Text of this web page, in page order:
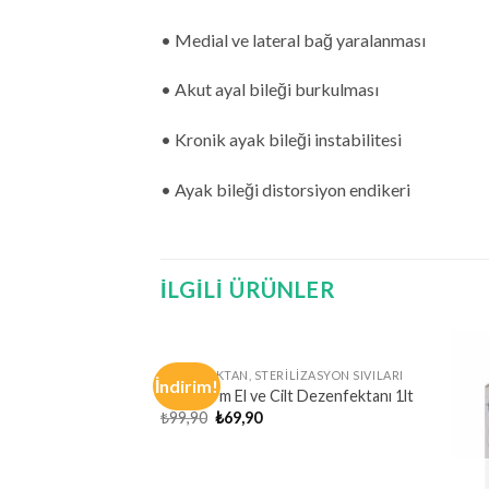
• Medial ve lateral bağ yaralanması
• Akut ayal bileği burkulması
• Kronik ayak bileği instabilitesi
• Ayak bileği distorsiyon endikeri
İLGILI ÜRÜNLER
İndirim! STOKTA YOK
DEZENFEKTAN, STERILIZASYON SIVILARI
Actoderm El ve Cilt Dezenfektanı 1lt
₺99,90 Orijinal
fiyat:
₺69,90Şu